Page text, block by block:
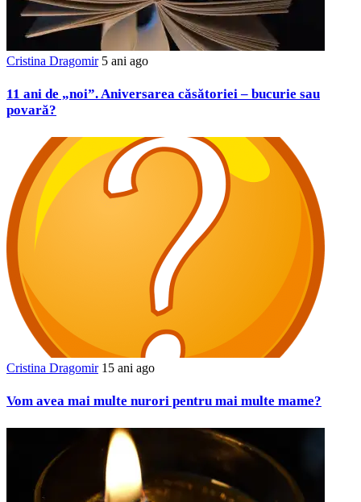
Cristina Dragomir 5 ani ago
11 ani de „noi”. Aniversarea căsătoriei – bucurie sau
povară?
Cristina Dragomir 15 ani ago
Vom avea mai multe nurori pentru mai multe mame?